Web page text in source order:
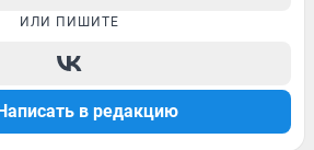
ИЛИ ПИШИТЕ
в редакцию